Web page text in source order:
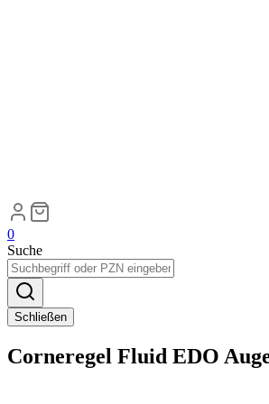
0
Suche
Schließen
Corneregel Fluid EDO